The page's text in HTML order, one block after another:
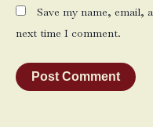
Save my name, email,
next time I comment.